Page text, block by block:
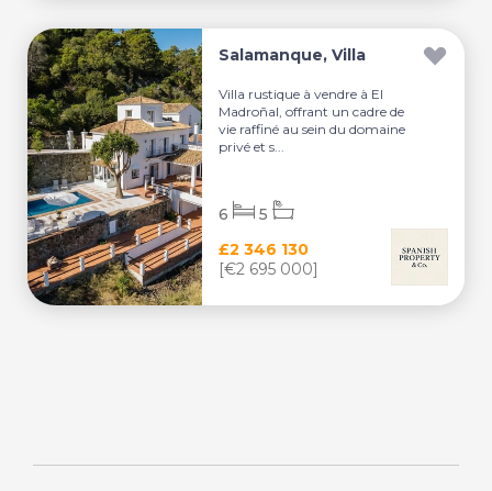
Salamanque, Villa
Villa rustique à vendre à El
Madroñal, offrant un cadre de
vie raffiné au sein du domaine
privé et s...
£2 346 130
[€2 695 000]
6 5